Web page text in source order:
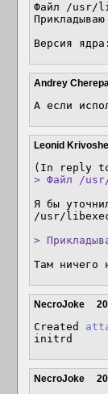
Файл /usr/
Версия
Andrey
А если
Leonid
(In reply to
> Файл /
Я бы
/usr/
>
Там ничего
NecroJoke
Created
initrd
NecroJoke